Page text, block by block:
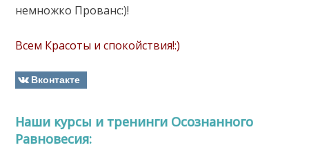
немножко Прованс:)!
Всем Красоты и спокойствия!:)
Вконтакте
Наши курсы и тренинги Осознанного
Равновесия: